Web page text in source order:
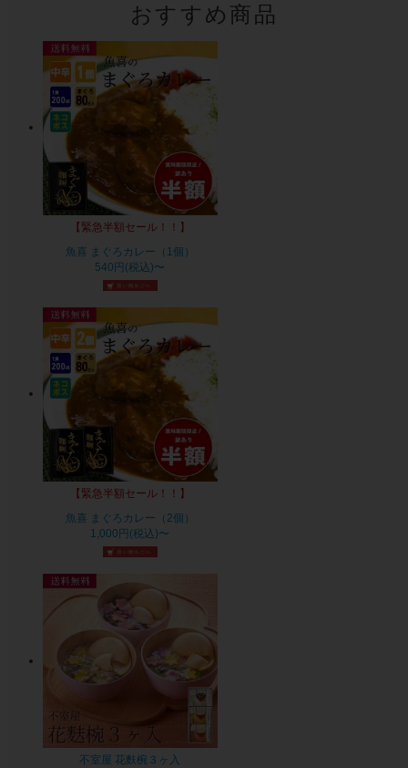
おすすめ商品
【緊急半額セール！！】
魚喜 まぐろカレー（1個）
540円(税込)〜
【緊急半額セール！！】
魚喜 まぐろカレー（2個）
1,000円(税込)〜
不室屋 花麩椀３ヶ入